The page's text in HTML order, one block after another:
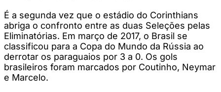
É a segunda vez que o estádio do Corinthians
abriga o confronto entre as duas Seleções pelas
Eliminatórias. Em março de 2017, o Brasil se
classificou para a Copa do Mundo da Rússia ao
derrotar os paraguaios por 3 a 0. Os gols
brasileiros foram marcados por Coutinho, Neymar
e Marcelo.